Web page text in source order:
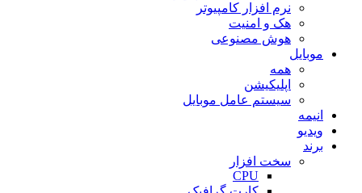
نرم افزار کامپیوتر
هک و امنیت
هوش مصنوعی
موبایل
همه
اپلیکیشن
سیستم عامل موبایل
انیمه
ویدیو
برند
سخت افزار
CPU